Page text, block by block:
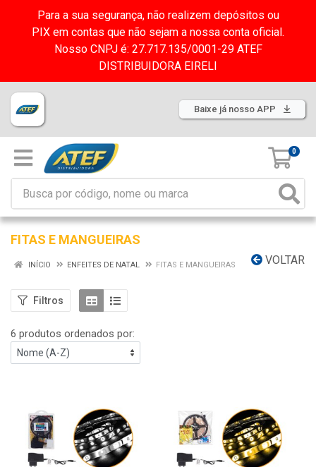
Para a sua segurança, não realizem depósitos ou
PIX em contas que não sejam a nossa conta oficial.
Nosso CNPJ é: 27.717.135/0001-29 ATEF
DISTRIBUIDORA EIRELI
Baixe já nosso APP
0
FITAS E MANGUEIRAS
VOLTAR
INÍCIO ENFEITES DE NATAL FITAS E MANGUEIRAS
Filtros
6 produtos ordenados por: